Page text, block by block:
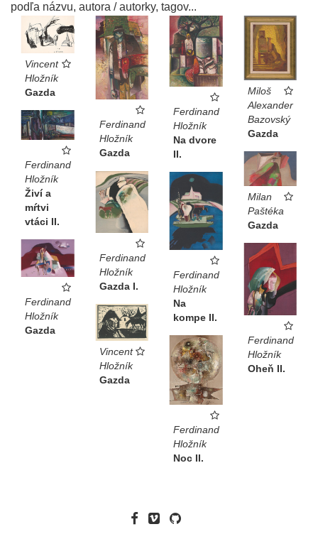
podľa názvu, autora / autorky, tagov...
Vincent
Hložník
Gazda
Ferdinand
Hložník
Gazda
Ferdinand
Hložník
Na dvore
II.
Miloš
Alexander
Bazovský
Gazda
Ferdinand
Hložník
Živí a
mŕtvi
vtáci II.
Milan
Paštéka
Gazda
Ferdinand
Hložník
Gazda I.
Ferdinand
Hložník
Na
kompe II.
Ferdinand
Hložník
Gazda
Ferdinand
Hložník
Oheň II.
Vincent
Hložník
Gazda
Ferdinand
Hložník
Noc II.